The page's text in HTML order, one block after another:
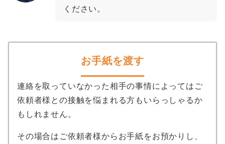
ください。
お手紙を渡す
連絡を取っていなかった相手の事情によってはご
依頼者様との接触を悩まれる方もいらっしゃるか
もしれません。
その場合はご依頼者様からお手紙をお預かりし、